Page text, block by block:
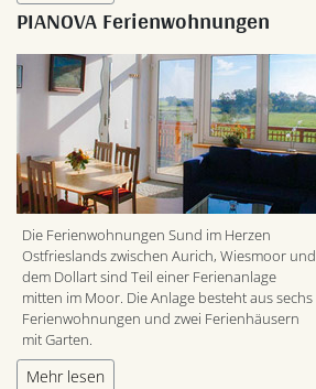
PIANOVA Ferienwohnungen
Die Ferienwohnungen Sund im Herzen
Ostfrieslands zwischen Aurich, Wiesmoor und
dem Dollart sind Teil einer Ferienanlage
mitten im Moor. Die Anlage besteht aus sechs
Ferienwohnungen und zwei Ferienhäusern
mit Garten.
Mehr lesen